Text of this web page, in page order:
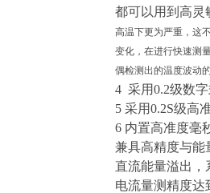
都可以用到高灵
高温下更为严重，这
变化，在进行快速测
偶检测出的温度波动
4 采用0.2级数
5 采用0.2S级高
6 内置高准度
兼具高精度与能
直流能量溢出，
电流量测精度达